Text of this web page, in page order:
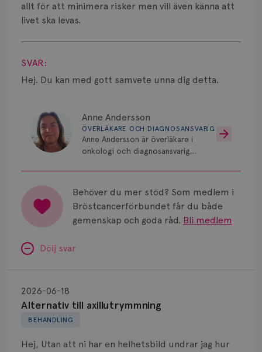
allt för att minimera risker men vill även känna att
livet ska levas.
Visa svar
SVAR:
Hej. Du kan med gott samvete unna dig detta.
Anne Andersson
ÖVERLÄKARE OCH DIAGNOSANSVARIG
Anne Andersson är överläkare i
onkologi och diagnosansvarig
Universitetssjukhus i Umeå.
Behöver du mer stöd? Som medlem i
Bröstcancerförbundet får du både
gemenskap och goda råd. Bli medlem
Dölj svar
BEHANDLING
Alternativ till axillutrymmning
2026-06-18
Hej, Utan att ni har en helhetsbild undrar jag hur
axillutrymmning
Risker
Spridd bröstcancer
Strålning